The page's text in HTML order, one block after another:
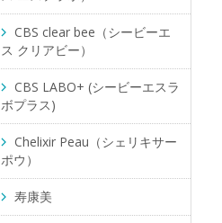
CBS clear bee（シービーエ
ス クリアビー）
CBS LABO+ (シービーエスラ
ボプラス)
Chelixir Peau（シェリキサー
ポウ）
寿康美